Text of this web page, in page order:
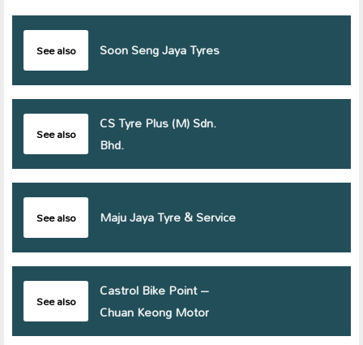
See also Soon Seng Jaya Tyres
See also
CS Tyre Plus (M) Sdn.
Bhd.
See also Maju Jaya Tyre & Service
See also
Castrol Bike Point –
Chuan Keong Motor